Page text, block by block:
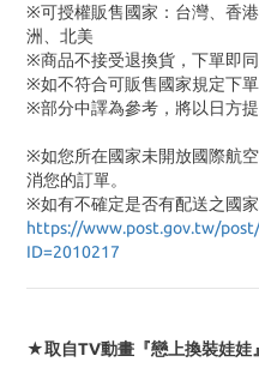
※可授權販售國家：台灣、香
洲、北美
※商品不接受退換貨，下單即同
※如不符合可販售國家規定下單
※部分中譯為參考，將以日方提
※如您所在國家未開放國際航
消您的訂單。
※如有不確定是否有配送之國家
https://www.post.gov.tw/
ID=2010217
★取自TV動畫『戀上換裝娃娃